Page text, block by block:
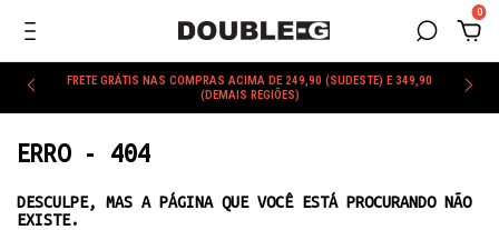
0
FRETE GRÁTIS NAS COMPRAS ACIMA DE 249,90 (SUDESTE) E 349,90
(DEMAIS REGIÕES)
ERRO - 404
DESCULPE, MAS A PÁGINA QUE VOCÊ ESTÁ PROCURANDO NÃO
EXISTE.